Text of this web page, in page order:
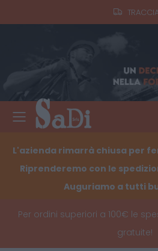
Toggle mobile
L'azienda rimarrà chiusa per
Riprenderemo con le
Auguriamo a tutti
Per ordini superiori a 100€ le
gratuite!